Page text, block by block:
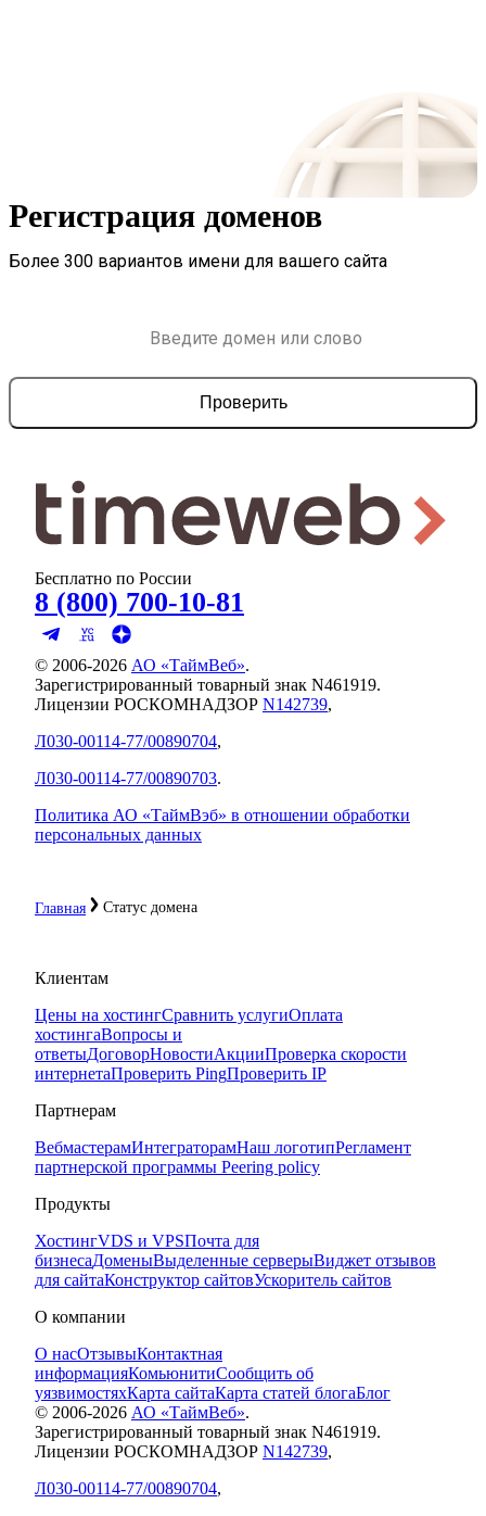
Регистрация доменов
Более 300 вариантов имени для вашего сайта
Проверить
Главная Статус домена
Бесплатно по России
8 (800) 700-10-81
© 2006-2026 АО «ТаймВеб».
Зарегистрированный товарный знак N461919.
Лицензии РОСКОМНАДЗОР N142739,
Л030-00114-77/00890704,
Л030-00114-77/00890703.
Политика АО «ТаймВэб» в отношении обработки
персональных данных
Клиентам
Цены на хостингСравнить услугиОплата
хостингаВопросы и
ответыДоговорНовостиАкцииПроверка скорости
интернетаПроверить PingПроверить IP
Партнерам
ВебмастерамИнтеграторамНаш логотипРегламент
партнерской программы Peering policy
Продукты
ХостингVDS и VPSПочта для
бизнесаДоменыВыделенные серверыВиджет отзывов
для сайтаКонструктор сайтовУскоритель сайтов
О компании
О насОтзывыКонтактная
информацияКомьюнитиСообщить об
уязвимостяхКарта сайтаКарта статей блогаБлог
© 2006-2026 АО «ТаймВеб».
Зарегистрированный товарный знак N461919.
Лицензии РОСКОМНАДЗОР N142739,
Л030-00114-77/00890704,